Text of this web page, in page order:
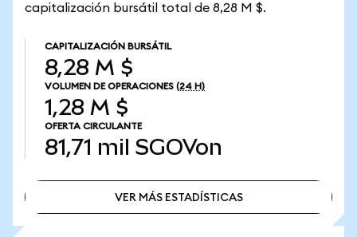
capitalización bursátil total de 8,28 M $.
CAPITALIZACIÓN BURSÁTIL
8,28 M $
VOLUMEN DE OPERACIONES (24 H)
1,28 M $
OFERTA CIRCULANTE
81,71 mil SGOVon
VER MÁS ESTADÍSTICAS